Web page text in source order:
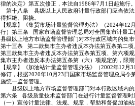
律的决定》第五次修正，本法自1986年7月1日起施行
第十八条 县级以上人民政府计量行政部门应当依法
得拒绝、阻挠。
【规章】《集贸市场计量监督管理办法》（2024年
行）第三条
国家市场监督管理总局对全国集市计量
县级以上地方市场监督管理部门对本行政区域内的集
第十三条
第二款集市主办者违反本办法第五条第二
第三款集市主办者违反本办法第五条第五项、第六项
集市主办者违反本办法第五条第（六）项规定的，限
【规章】《加油站计量监督管理办法》（2002年12
修订，根据2020年10月23日国家市场监督管理总局令
施统一监督管理。
县级以上地方市场监督管理部门对本行政区域内的
第六条
各级质量技术监督部门在进行计量监督管理
（一）宣传计量法律、法规、规章，帮助和督促加油